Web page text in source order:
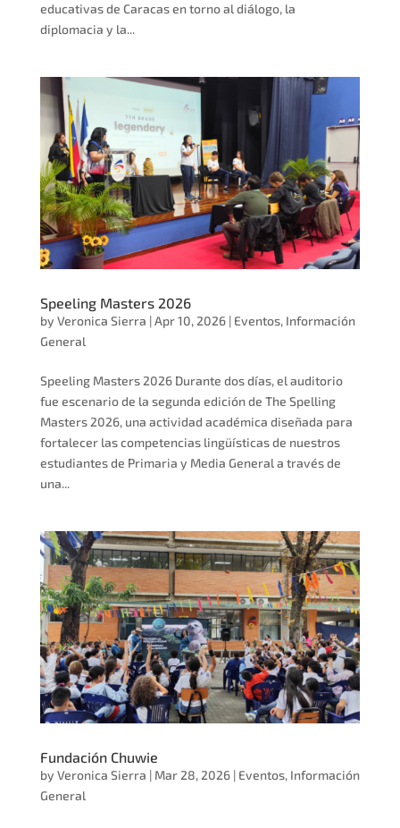
educativas de Caracas en torno al diálogo, la
diplomacia y la...
Speeling Masters 2026
by Veronica Sierra |Apr 10, 2026| Eventos, Información
General
Speeling Masters 2026 Durante dos días, el auditorio
fue escenario de la segunda edición de The Spelling
Masters 2026, una actividad académica diseñada para
fortalecer las competencias lingüísticas de nuestros
estudiantes de Primaria y Media General a través de
una...
Fundación Chuwie
by Veronica Sierra | Mar 28, 2026| Eventos, Información
General